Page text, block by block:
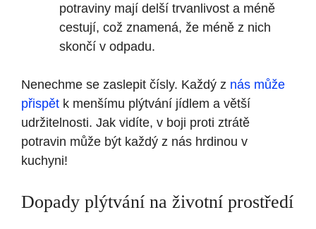
potraviny mají delší trvanlivost a méně
cestují, což znamená, že méně z nich
skončí v odpadu.
Nenechme se zaslepit čísly. Každý z nás může
přispět k menšímu plýtvání jídlem a větší
udržitelnosti. Jak vidíte, v boji proti ztrátě
potravin může být každý z nás hrdinou v
kuchyni!
Dopady plýtvání na životní prostředí